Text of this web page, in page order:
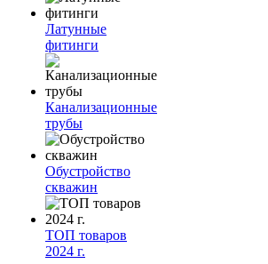
Латунные
фитинги
Канализационные
трубы
Обустройство
скважин
ТОП товаров
2024 г.